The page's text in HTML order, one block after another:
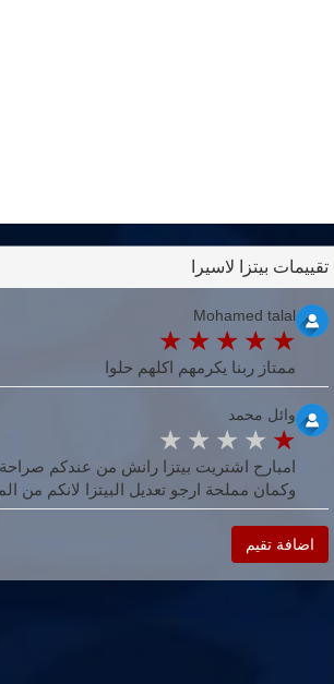
تقييمات بيتزا لاسيرا
Mohamed talal
ممتاز ربنا يكرمهم اكلهم حلوا
وائل محمد
امبارح اشتريت بيتزا رانش من عندكم
وكمان مملحة ارجو تعديل البيتزا لانكم من
اضافة تقيم